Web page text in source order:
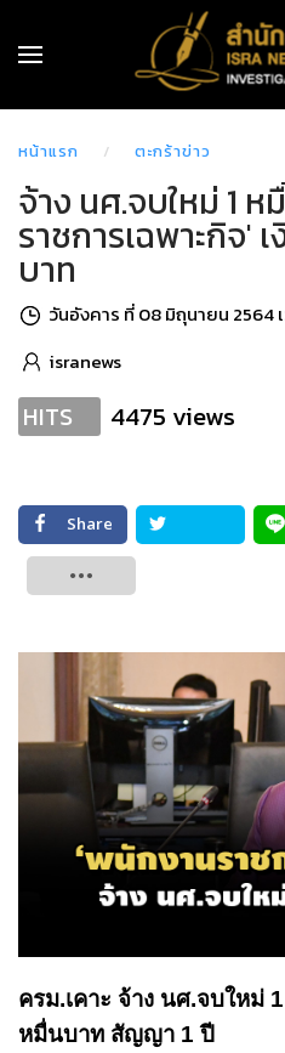
หน้าแรก ตะกร้าข่าว
จ้าง นศ.จบใหม่ 1
ราชการเฉพาะกิจ'
บาท
วันอังคาร ที่ 08 มิถุนายน 2564 เ
isranews
HITS 4475 views
Share
ครม.เคาะ จ้าง นศ.จบใหม่
หมื่นบาท สัญญา 1 ปี